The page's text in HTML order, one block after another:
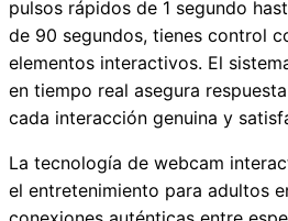
pulsos rápidos de 1 segundo
de 90 segundos, tienes control
elementos interactivos. El
en tiempo real asegura
cada interacción genuina y
La tecnología de webcam
el entretenimiento para adultos